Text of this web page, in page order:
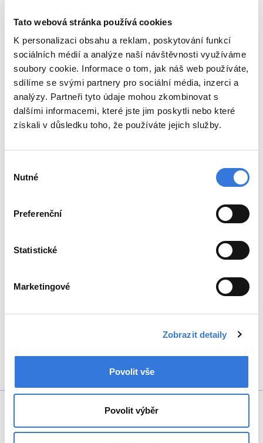
Tato webová stránka používá cookies
K personalizaci obsahu a reklam, poskytování funkcí
sociálních médií a analýze naší návštěvnosti využíváme
soubory cookie. Informace o tom, jak náš web používáte,
sdílíme se svými partnery pro sociální média, inzerci a
analýzy. Partneři tyto údaje mohou zkombinovat s
dalšími informacemi, které jste jim poskytli nebo které
získali v důsledku toho, že používáte jejich služby.
souhlasu
Nutné
Preferenční
Statistické
Marketingové
Zobrazit detaily
Povolit vše
Povolit výběr
Zpět
Sdílejte
s něčím poradit?
Napište nebo zavolejte,
info@hospital-bn.cz